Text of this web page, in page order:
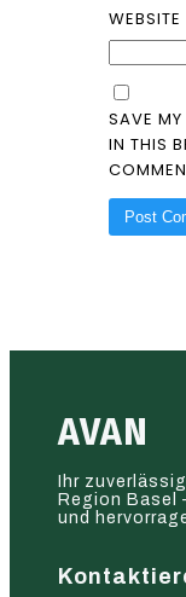
WEBSITE
SAVE
IN THIS
AVAN
Ihr
Region Basel
und